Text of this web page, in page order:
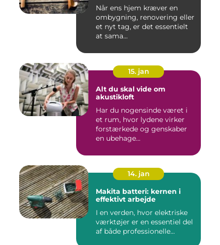
Når ens hjem kræver en
ombygning, renovering eller
et nyt tag, er det essentielt
at sama...
15. jan
Alt du skal vide om
akustikloft
Har du nogensinde været i
et rum, hvor lydene virker
forstærkede og genskaber
en ubehage...
14. jan
Makita batteri: kernen i
effektivt arbejde
I en verden, hvor elektriske
værktøjer er en essentiel del
af både professionelle...